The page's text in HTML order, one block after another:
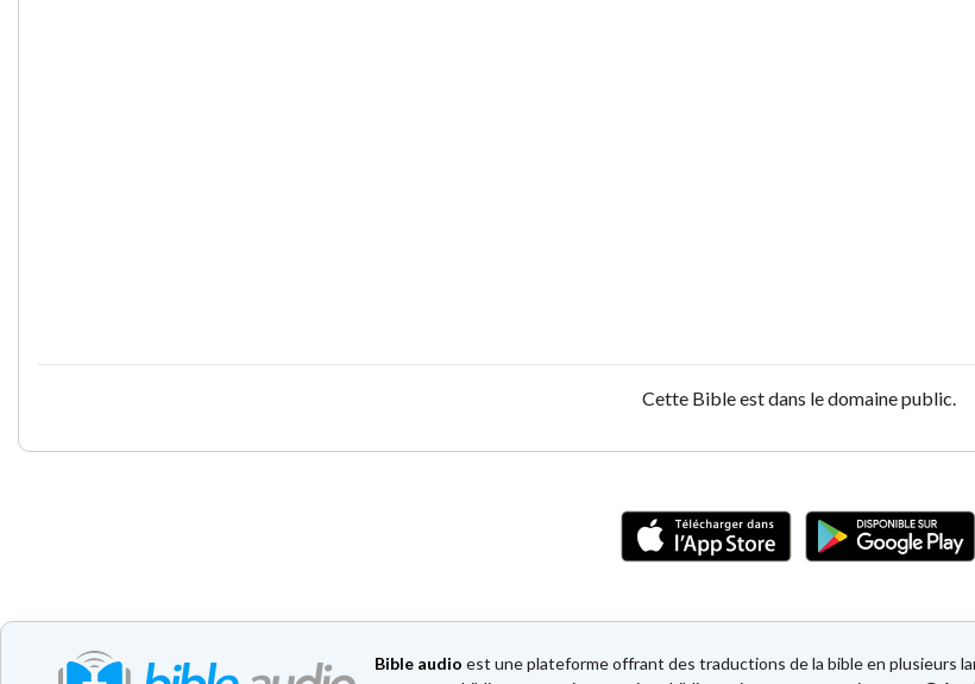
Cette Bible est dans le domaine public.
Bible audio est une plateforme offrant des traductions de la bible en plusieurs